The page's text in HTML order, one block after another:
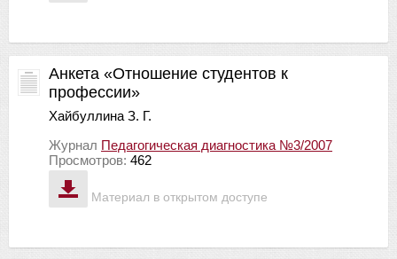
Материал в открытом доступе
Анкета «Отношение студентов к
профессии»
Хайбуллина З. Г.
Журнал Педагогическая диагностика №3/2007
Просмотров: 462